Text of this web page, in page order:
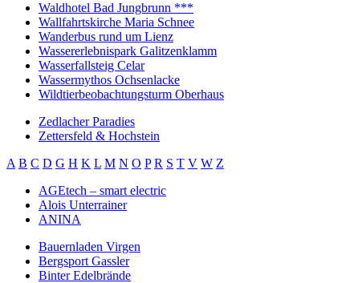
Waldhotel Bad Jungbrunn ***
Wallfahrtskirche Maria Schnee
Wanderbus rund um Lienz
Wassererlebnispark Galitzenklamm
Wasserfallsteig Celar
Wassermythos Ochsenlacke
Wildtierbeobachtungsturm Oberhaus
Zedlacher Paradies
Zettersfeld & Hochstein
A B C D G H K L M N O P R S T V W Z
AGEtech – smart electric
Alois Unterrainer
ANINA
Bauernladen Virgen
Bergsport Gassler
Binter Edelbrände